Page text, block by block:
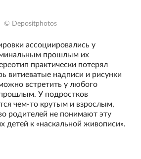
© Depositphotos
ассоциировались у
прошлым их
практически потерял
витиеватые надписи и рисунки
встретить у любого
У подростков
чем-то крутым и взрослым,
родителей не понимают эту
детей к «наскальной живописи».